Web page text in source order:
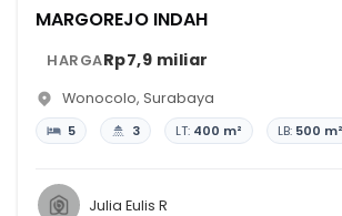
MARGOREJO INDAH
HARGARp7,9 miliar
Wonocolo, Surabaya
5 3 LT: 400 m² LB: 500 m²
Julia Eulis R